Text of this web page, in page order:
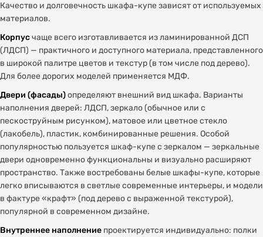
Качество и долговечность шкафа-купе зависят от используемых
материалов.
Корпусчаще всего изготавливается из ламинированной ДСП
(ЛДСП) — практичного и доступного материала, представленного
в широкой палитре цветов и текстур (в том числе под дерево).
Для более дорогих моделей применяется МДФ.
Двери (фасады)определяют внешний вид шкафа. Варианты
наполнения дверей: ЛДСП, зеркало (обычное или с
пескоструйным рисунком), матовое или цветное стекло
(лакобель), пластик, комбинированные решения. Особой
популярностью пользуется шкаф-купе с зеркалом — зеркальные
двери одновременно функциональны и визуально расширяют
пространство. Также востребованы белые шкафы-купе, которые
легко вписываются в светлые современные интерьеры, и модели
в фактуре «крафт» (под дерево с выраженной текстурой),
популярной в современном дизайне.
Внутреннее наполнение проектируется индивидуально: полки